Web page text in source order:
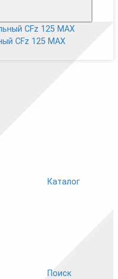
CFz 125 MAX
Каталог
Поиск